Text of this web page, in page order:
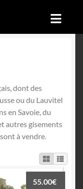
dont des
ou du Lauvitel
en Savoie, du
autres gisements
à vendre.
55.00€